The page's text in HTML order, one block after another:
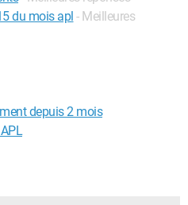
du mois apl - Meilleures
depuis 2 mois